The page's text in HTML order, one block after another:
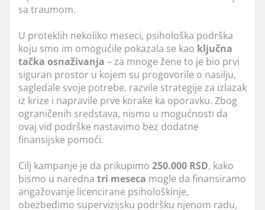
sa traumom.
U proteklih nekoliko meseci, psihološka podrška
koju smo im omogućile pokazala se kao ključna
tačka osnaživanja – za mnoge žene to je bio prvi
siguran prostor u kojem su progovorile o nasilju,
sagledale svoje potrebe, razvile strategije za izlazak
iz krize i napravile prve korake ka oporavku. Zbog
ograničenih sredstava, nismo u mogućnosti da
ovaj vid podrške nastavimo bez dodatne
finansijske pomoći.
Cilj kampanje je da prikupimo 250.000 RSD, kako
bismo u naredna tri meseca mogle da finansiramo
angažovanje licencirane psihološkinje,
obezbedimo supervizijsku podršku njenom radu,